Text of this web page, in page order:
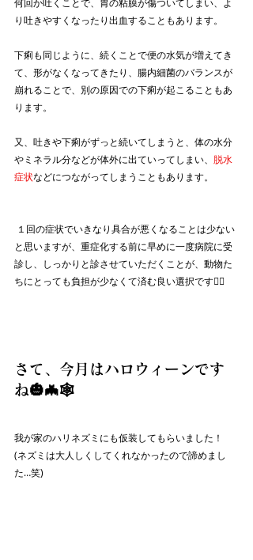
何回か吐くことで、胃の粘膜が傷ついてしまい、よ
り吐きやすくなったり出血することもあります。
下痢も同じように、続くことで便の水気が増えてき
て、形がなくなってきたり、腸内細菌のバランスが
崩れることで、別の原因での下痢が起こることもあ
ります。
又、吐きや下痢がずっと続いてしまうと、体の水分
やミネラル分などが体外に出ていってしまい、 脱水
症状などにつながってしまうこともあります。
１回の症状でいきなり具合が悪くなることは少ない
と思いますが、重症化する前に早めに一度病院に受
診し、しっかりと診させていただくことが、動物た
ちにとっても負担が少なくて済む良い選択です🙇‍♀
さて、今月はハロウィーンです
ね🎃🦇🕸
我が家のハリネズミにも仮装してもらいました！
(ネズミは大人しくしてくれなかったので諦めまし
た…笑)